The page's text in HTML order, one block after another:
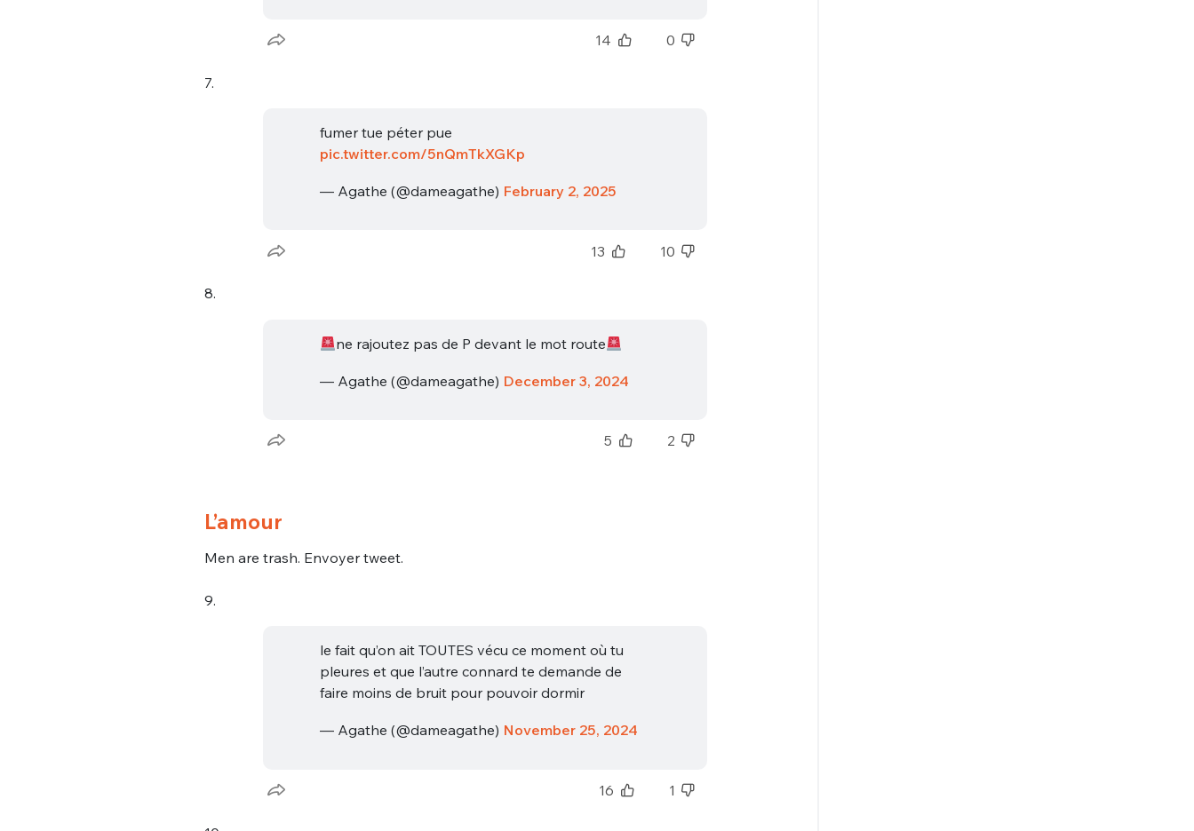
14 0
7.
fumer tue péter pue
pic.twitter.com/5nQmTkXGKp
— Agathe (@dameagathe) February 2, 2025
13 10
8.
ne rajoutez pas de P devant le mot route
— Agathe (@dameagathe) December 3, 2024
5 2
L’amour
Men are trash. Envoyer tweet.
9.
le fait qu’on ait TOUTES vécu ce moment où tu
pleures et que l’autre connard te demande de
faire moins de bruit pour pouvoir dormir
— Agathe (@dameagathe) November 25, 2024
16 1